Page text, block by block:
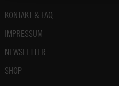
Fußbereich
KONTAKT & FAQ
IMPRESSUM
NEWSLETTER
SHOP